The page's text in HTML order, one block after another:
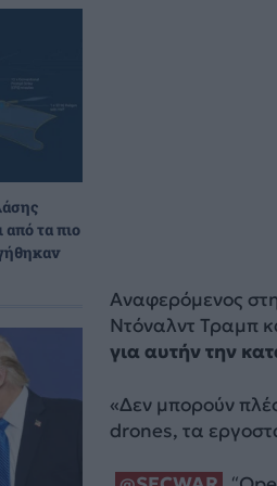
από τα πιο
Αναφερόμενος
Ντόναλντ Τραμπ
για αυτήν την
«Δεν μπορούν
drones, τα